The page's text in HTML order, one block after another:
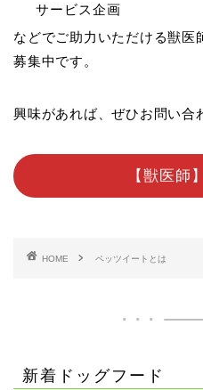
サービス企画
などでご助力いただける獣医
募集中です。
興味があれば、ぜひお問い合
【獣医師
HOME ペッツイートとは
新着ドッグフード